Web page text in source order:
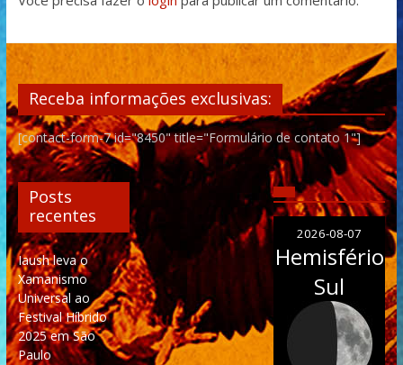
Receba informações exclusivas:
[contact-form-7 id="8450" title="Formulário de contato 1"]
Posts
recentes
Iaush leva o
Xamanismo
Universal ao
Festival Híbrido
2025 em São
Paulo
2026-08-07
Hemisfério
Sul